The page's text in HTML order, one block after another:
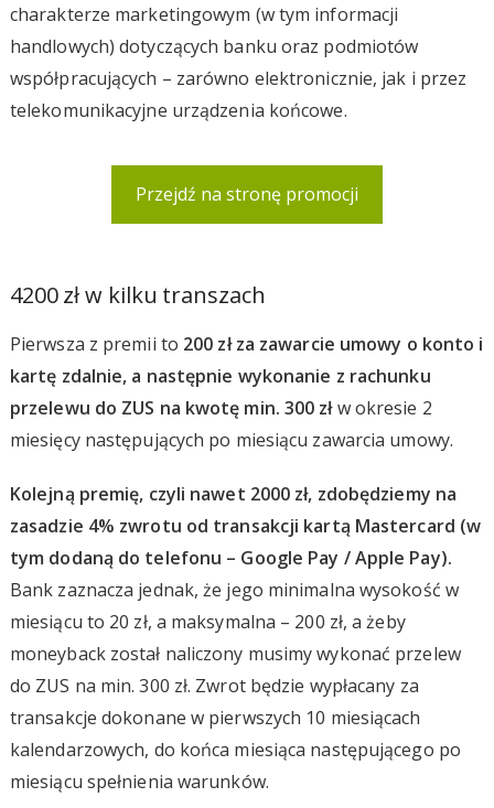
charakterze marketingowym (w tym informacji
handlowych) dotyczących banku oraz podmiotów
współpracujących – zarówno elektronicznie, jak i przez
telekomunikacyjne urządzenia końcowe.
Przejdź na stronę promocji
4200 zł w kilku transzach
Pierwsza z premii to 200 zł za zawarcie umowy o konto i
kartę zdalnie, a następnie wykonanie z rachunku
przelewu do ZUS na kwotę min. 300 złw okresie 2
miesięcy następujących po miesiącu zawarcia umowy.
Kolejną premię, czyli nawet 2000 zł, zdobędziemy na
zasadzie 4% zwrotu od transakcji kartą Mastercard (w
tym dodaną do telefonu – Google Pay / Apple Pay).
Bank zaznacza jednak, że jego minimalna wysokość w
miesiącu to 20 zł, a maksymalna – 200 zł, a żeby
moneyback został naliczony musimy wykonać przelew
do ZUS na min. 300 zł. Zwrot będzie wypłacany za
transakcje dokonane w pierwszych 10 miesiącach
kalendarzowych, do końca miesiąca następującego po
miesiącu spełnienia warunków.